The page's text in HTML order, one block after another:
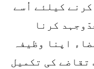
کیلئے اُسے
کرنا
اپنا وظیفہ
تقاضے کی تکمیل